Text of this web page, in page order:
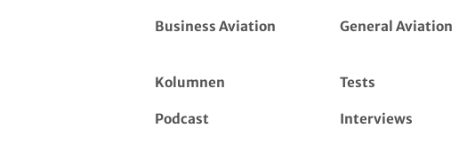
Business Aviation General Aviation
Kolumnen Tests
Podcast Interviews